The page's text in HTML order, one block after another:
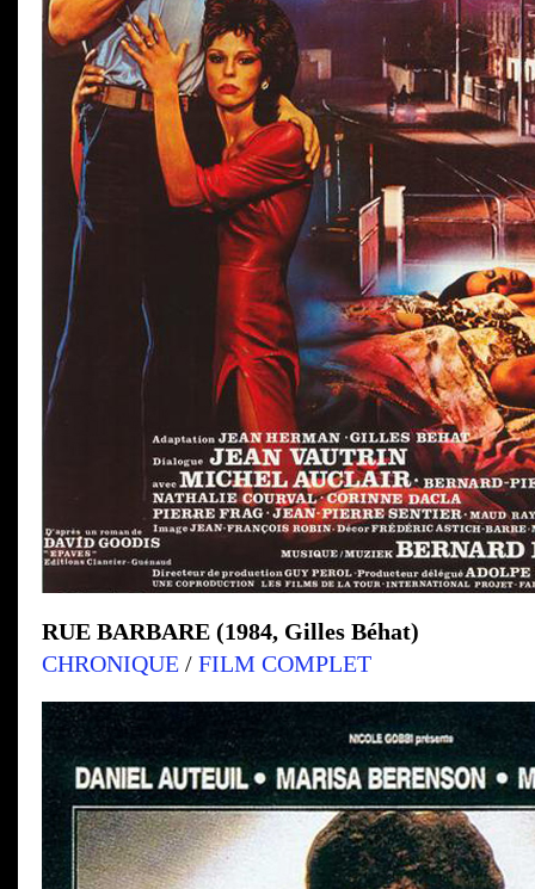
RUE BARBARE (1984, Gilles Béhat)
CHRONIQUE / FILM COMPLET